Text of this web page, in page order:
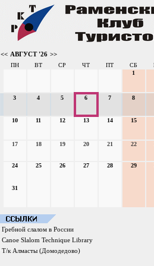
<< АВГУСТ '26 >>
ПН ВТ СР ЧТ ПТ СБ
1
3 4 5 6 7 8
10 11 12 13 14 15
17 18 19 20 21 22
24 25 26 27 28 29
31
Гребной слалом в России
Canoe Slalom Technique Library
Т/к Алмасты (Домодедово)